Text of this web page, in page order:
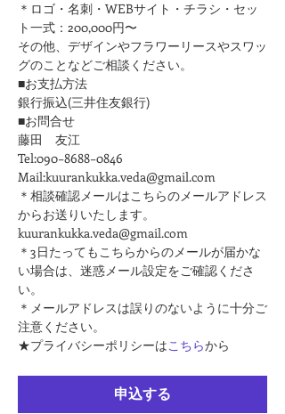
＊ロゴ・名刺・WEBサイト・チラシ・セッ
ト一式：200,000円〜
その他、デザインやフラワーリースやスワッ
グのことなどご相談ください。
■お支払方法
銀行振込(三井住友銀行)
■お問合せ
藤田　友江
Tel:090−8688−0846
Mail:kuurankukka.veda@gmail.com
＊相談確認メールはこちらのメールアドレス
からお送りいたします。
kuurankukka.veda@gmail.com
＊3日たってもこちらからのメールが届かな
い場合は、迷惑メール設定をご確認くださ
い。
＊メールアドレスは誤りのないように十分ご
注意ください。
★プライバシーポリシーはこちらから
申込する